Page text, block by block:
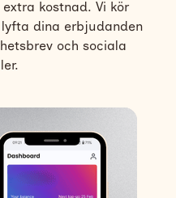
kostnad. Vi kör
dina erbjudanden
och sociala